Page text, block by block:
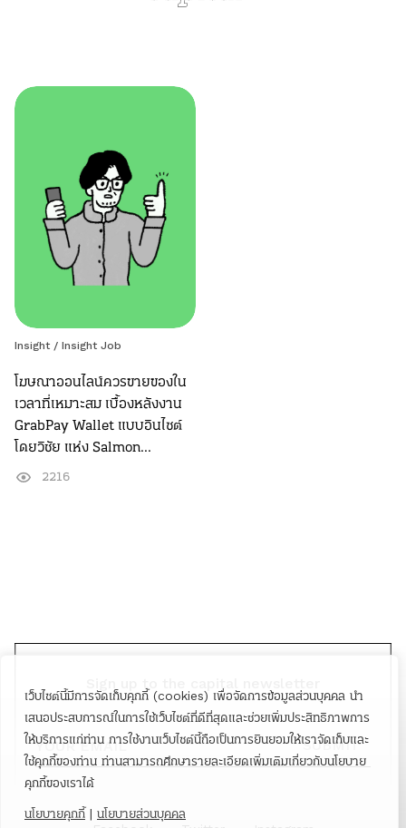
เว็บไซต์นี้มีการจัดเก็บคุกกี้ (cookies) เพื่อจัดการข้อมูลส่วนบุคคล นำ
เสนอประสบการณ์ในการใช้เว็บไซต์ที่ดีที่สุดและช่วยเพิ่มประสิทธิภาพการ
ให้บริการแก่ท่าน การใช้งานเว็บไซต์นี้ถือเป็นการยินยอมให้เราจัดเก็บและ
ใช้คุกกี้ของท่าน ท่านสามารถศึกษารายละเอียดเพิ่มเติมเกี่ยวกับนโยบาย
คุกกี้ของเราได้
นโยบายคุกกี้ | นโยบายส่วนบุคคล
Insight / Insight Job
โฆษณาออนไลน์ควรขายของใน
เวลาที่เหมาะสม เบื้องหลังงาน
GrabPay Wallet แบบอินไซต์
โดยวิชัย แห่ง Salmon...
2216
YOUR EMAIL
SUBMIT